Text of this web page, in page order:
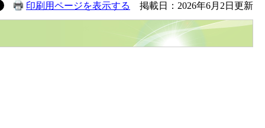
印刷用ページを表示する 掲載日：2026年6月2日更新